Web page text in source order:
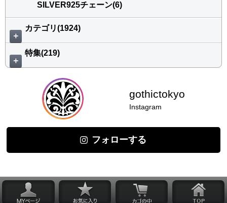
SILVER925チェーン(6)
＋
カテゴリ(1924)
＋
特集(219)
gothictokyo
Instagram
フォローする